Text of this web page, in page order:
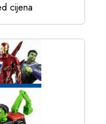
cijena